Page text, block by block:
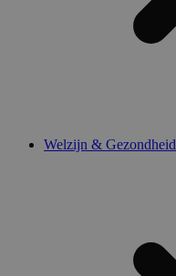
Welzijn & Gezondheid